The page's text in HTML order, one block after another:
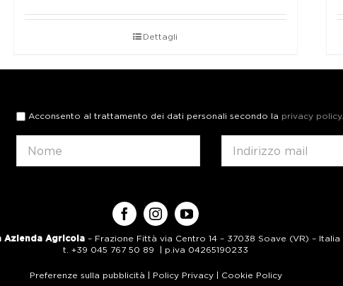
Dettagli
Acconsento al trattamento dei dati personali secondo la privacy policy.
Azienda Agricola – Frazione Fittà via Centro 14 – 37038 Soave (VR) – Italia
t. +39 045 767 50 89 | p.iva 04265190233
Preferenze sulla pubblicità | Policy Privacy| Cookie Policy